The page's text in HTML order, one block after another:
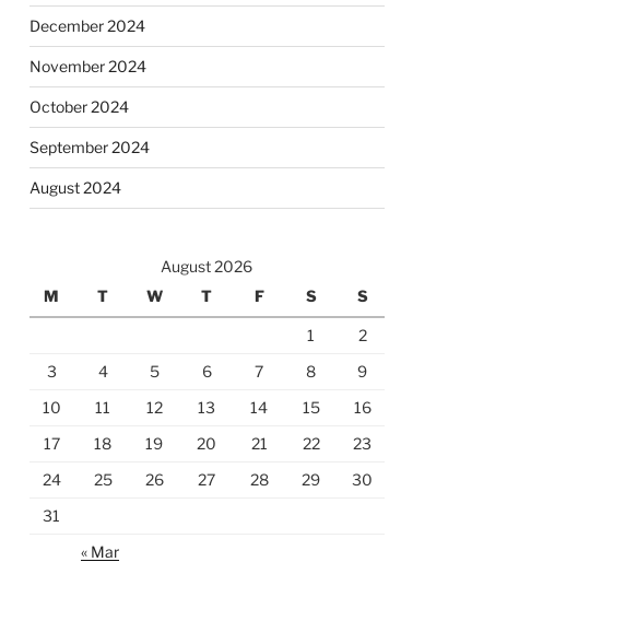
December 2024
November 2024
October 2024
September 2024
August 2024
August 2026
M
T W T F S S
1
2
3
4 5 6 7 8
9
10
11 12 13 14 15
16
17
18 19 20 21 22
23
24
25 26 27 28 29
30
31
« Mar